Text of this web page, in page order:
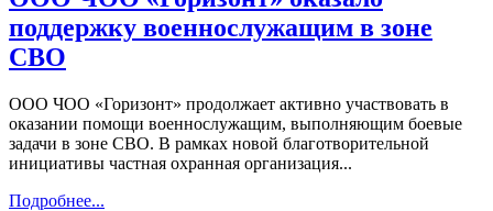
поддержку военнослужащим в зоне
СВО
ООО ЧОО «Горизонт» продолжает активно участвовать в
оказании помощи военнослужащим, выполняющим боевые
задачи в зоне СВО. В рамках новой благотворительной
инициативы частная охранная организация...
Подробнее...